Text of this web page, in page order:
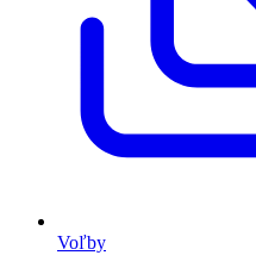
Voľby